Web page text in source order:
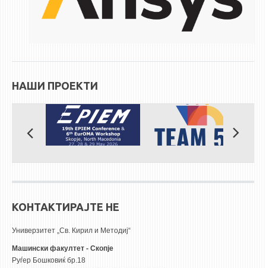
НАШИ ПРОЕКТИ
КОНТАКТИРАЈТЕ НЕ
Универзитет „Св. Кирил и Методиј“
Машински факултет - Скопје
Руѓер Бошковиќ бр.18